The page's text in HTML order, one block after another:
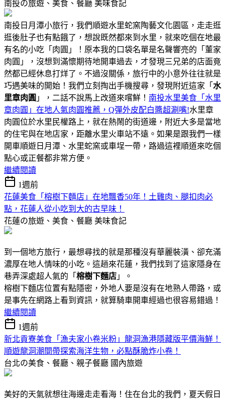
南投の旅遊、美食、餐廳 美味食記
南投日月潭小旅行，我們順遊水里蛇窯陶藝文化園區，走走逛
逛後肚子也有點餓了，想說既然都來到水里，就來吃個在地最
有名的小吃「肉圓」！原本我的口袋名單是名聲響亮的「董家
肉圓」，沒想到滿懷期待地開車過去，才發現三兄弟的店面竟
然都已經休息打烊了。不過沒關係，旅行中的小意外往往就是
巧遇美味的開始！我們立刻掏出手機搜尋，發現附近這家「 水
里章肉圓 」，二話不說馬上改道來嚐鮮！ 南投水里美食「水里
章肉圓」在地人氣肉圓推薦，Q彈外皮配白醬超涮嘴!水里章
肉圓位於水里民權路上，就在熱鬧的街道邊，附近大多是當地
的住宅與在地店家，距離水里火車站不遠。如果是跟我們一樣
開車順遊日月潭、水里蛇窯或車埕一帶，路過這裡順道來吃個
點心或正餐都非常方便。
繼續閱讀
1週前
花蓮美食「榕樹下麵店」在地飄香50年！土雞肉、腿扣肉必
點，花蓮人從小吃到大的古早味！
花蓮の旅遊、美食、餐廳 美味食記
到一個地方旅行，最想尋找的就是那種沒有華麗裝潢、卻充滿
濃厚在地人情味的小吃。這趟來花蓮，我們找到了這家隱身在
巷弄深處超人氣的「 榕樹下麵店 」。
榕樹下麵店位置有點隱密，外地人要是沒有在地熟人帶路，或
是事先在網路上看到資訊，就算騎車開車經過也很容易錯過！
繼續閱讀
1週前
新北貢寮美食「漁夫家小卷米粉」龍洞漁港隱藏版平價海鮮！
順遊龍洞潮間帶探索海洋生物，必點酥脆炸小卷！
台北の美食、餐廳、親子餐廳 國內旅遊
美好的天氣就想往海邊走走看海！住在台北的我們，夏天假日